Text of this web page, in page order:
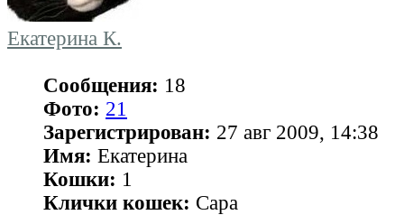
Екатерина К.
Сообщения: 18
Фото: 21
Зарегистрирован: 27 авг 2009, 14:38
Имя: Екатерина
Кошки: 1
Клички кошек: Сара